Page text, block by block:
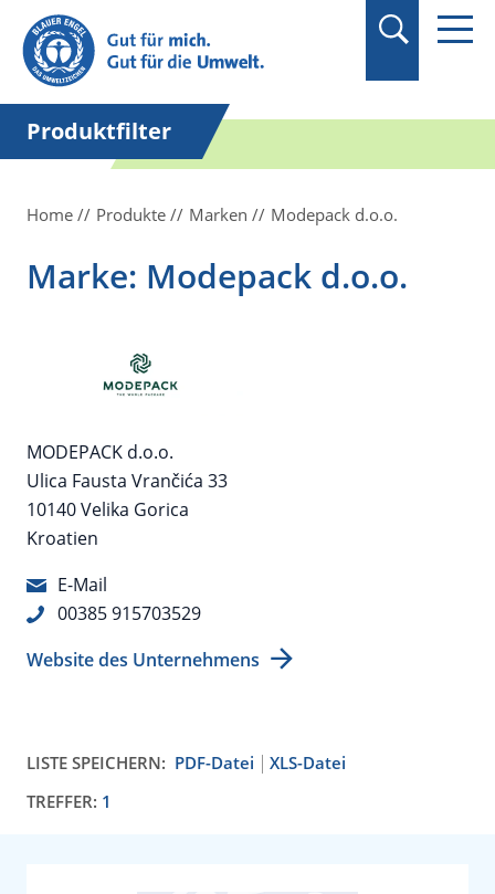
Suchbegriff in
Anführungszeichen
setzen.
Produktfilter
Home Produkte Marken Modepack d.o.o.
Marke: Modepack d.o.o.
MODEPACK d.o.o.
Ulica Fausta Vrančića 33
10140 Velika Gorica
Kroatien
E-Mail
00385 915703529
Website des Unternehmens
LISTE SPEICHERN: PDF-Datei
XLS-Datei
TREFFER: 1